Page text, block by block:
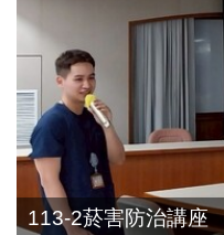
113-2菸害防治講座